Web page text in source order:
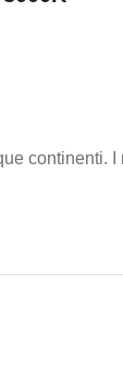
continenti.